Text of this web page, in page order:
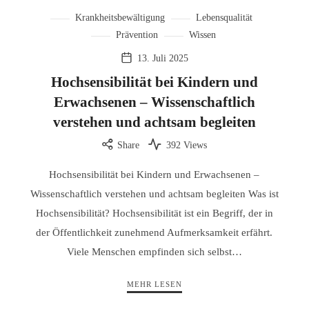
Krankheitsbewältigung
Lebensqualität
Prävention
Wissen
13. Juli 2025
Hochsensibilität bei Kindern und
Erwachsenen – Wissenschaftlich
verstehen und achtsam begleiten
Share 392 Views
Hochsensibilität bei Kindern und Erwachsenen –
Wissenschaftlich verstehen und achtsam begleiten Was ist
Hochsensibilität? Hochsensibilität ist ein Begriff, der in
der Öffentlichkeit zunehmend Aufmerksamkeit erfährt.
Viele Menschen empfinden sich selbst…
MEHR LESEN